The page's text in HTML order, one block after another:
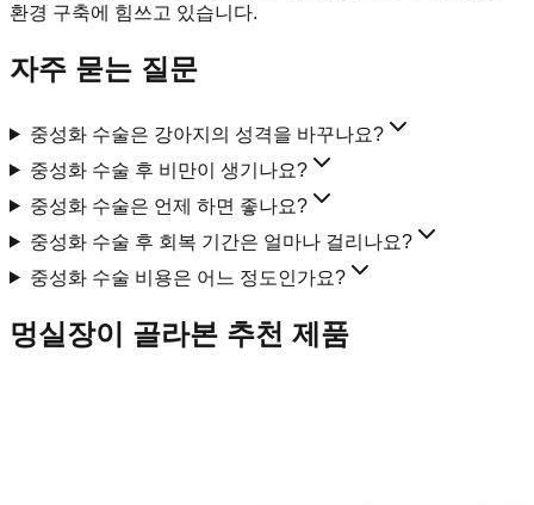
환경 구축에 힘쓰고 있습니다.
자주 묻는 질문
중성화 수술은 강아지의 성격을 바꾸나요?
중성화 수술 후 비만이 생기나요?
중성화 수술은 언제 하면 좋나요?
중성화 수술 후 회복 기간은 얼마나 걸리나요?
중성화 수술 비용은 어느 정도인가요?
멍실장이 골라본 추천 제품